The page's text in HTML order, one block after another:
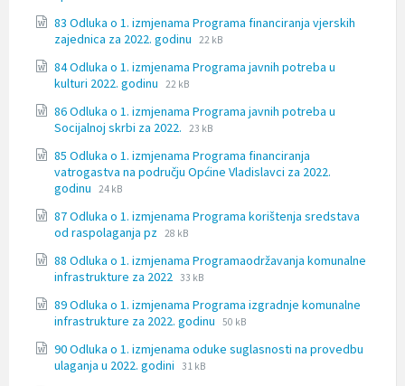
docx
83 Odluka o 1. izmjenama Programa financiranja vjerskih
zajednica za 2022. godinu File
docx
File
22 kB
84 Odluka o 1. izmjenama Programa javnih potreba u
kulturi 2022. godinu File
docx
File
22 kB
86 Odluka o 1. izmjenama Programa javnih potreba u
Socijalnoj skrbi za 2022. File
docx
File
23 kB
85 Odluka o 1. izmjenama Programa financiranja
vatrogastva na području Općine Vladislavci za 2022.
godinu File
docx
File
24 kB
87 Odluka o 1. izmjenama Programa korištenja sredstava
od raspolaganja pz File
docx
File
28 kB
88 Odluka o 1. izmjenama Programaodržavanja komunalne
infrastrukture za 2022 File
docx
File
33 kB
89 Odluka o 1. izmjenama Programa izgradnje komunalne
infrastrukture za 2022. godinu File
docx
File
50 kB
90 Odluka o 1. izmjenama oduke suglasnosti na provedbu
ulaganja u 2022. godini File
File
31 kB